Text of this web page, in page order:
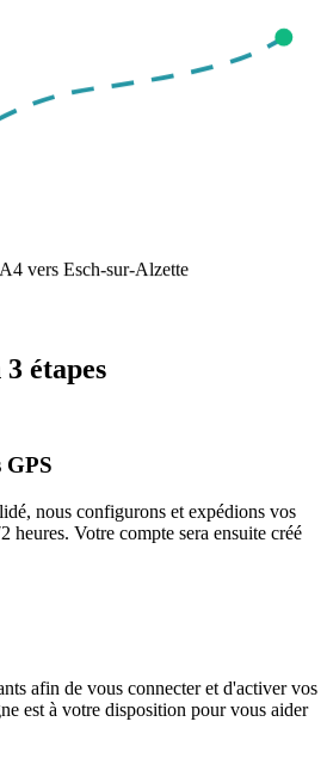
A4 vers Esch-sur-Alzette
étapes
GPS
nous configurons et expédions vos
heures. Votre compte sera ensuite créé
afin de vous connecter et d'activer vos
est à votre disposition pour vous aider